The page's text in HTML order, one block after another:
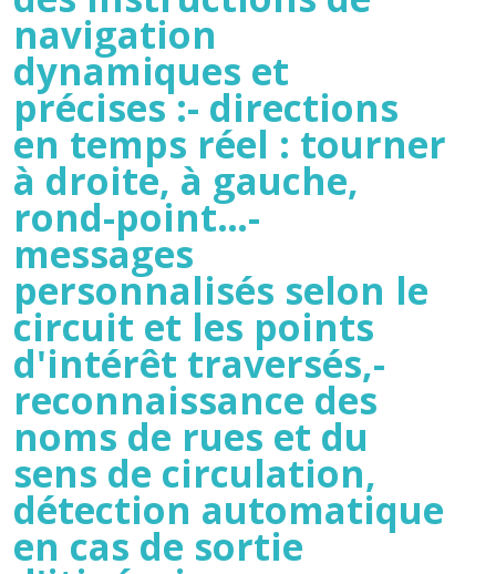
navigation
dynamiques et
précises :- directions
en temps réel : tourner
à droite, à gauche,
rond-point…-
messages
personnalisés selon le
circuit et les points
d'intérêt traversés,-
reconnaissance des
noms de rues et du
sens de circulation,
détection automatique
en cas de sortie